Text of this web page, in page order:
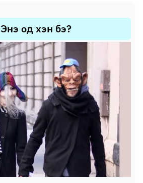
Энэ од хэн бэ?